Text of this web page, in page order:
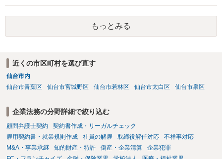
談いただくことをお勧めいたします。
的な経緯を踏まえて精査する必要がございます。 そのため、事情をお
伺いした上での検討が必要となりますので、個別に弁護士へのご相談
をご検討いただければと存じます。もっとみる
近くの市区町村を選び直す
仙台市内
仙台市青葉区
仙台市宮城野区 仙台市若林区 仙台市太白区 仙台市泉区
企業法務の分野詳細で絞り込む
顧問弁護士契約
契約書作成・リーガルチェック
雇用契約書・就業規則作成
社員の解雇 取締役解任対応
不祥事対応
M&A・事業承継
知的財産・特許 倒産・企業清算
企業犯罪